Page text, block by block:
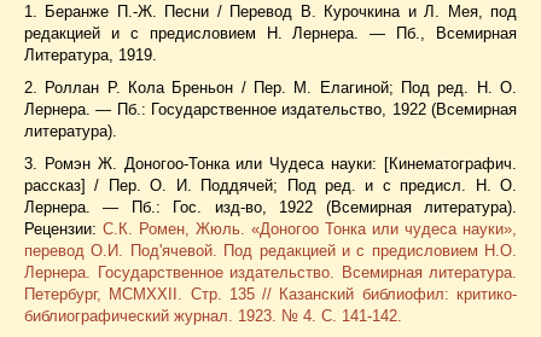
1. Беранже П.-Ж. Песни / Перевод В. Курочкина и Л. Мея, под
редакцией и с предисловием Н. Лернера. — Пб., Всемирная
Литература, 1919.
2. Роллан Р. Кола Бреньон / Пер. М. Елагиной; Под ред. Н. О.
Лернера. — Пб.: Государственное издательство, 1922 (Всемирная
литература).
3. Ромэн Ж. Доногоо-Тонка или Чудеса науки: [Кинематографич.
рассказ] / Пер. О. И. Поддячей; Под ред. и с предисл. Н. О.
Лернера. — Пб.: Гос. изд-во, 1922 (Всемирная литература).
Рецензии: С.К. Ромен, Жюль. «Доногоо Тонка или чудеса науки»,
перевод О.И. Под'ячевой. Под редакцией и с предисловием Н.О.
Лернера. Государственное издательство. Всемирная литература.
Петербург, MCMXXII. Стр. 135 // Казанский библиофил: критико-
библиографический журнал. 1923. № 4. С. 141-142.